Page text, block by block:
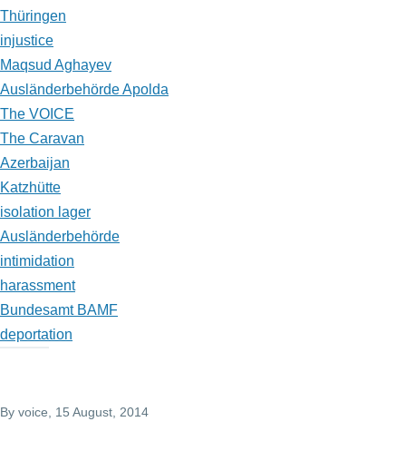
Thüringen
injustice
Maqsud Aghayev
Ausländerbehörde Apolda
The VOICE
The Caravan
Azerbaijan
Katzhütte
isolation lager
Ausländerbehörde
intimidation
harassment
Bundesamt BAMF
deportation
By voice , 15 August, 2014